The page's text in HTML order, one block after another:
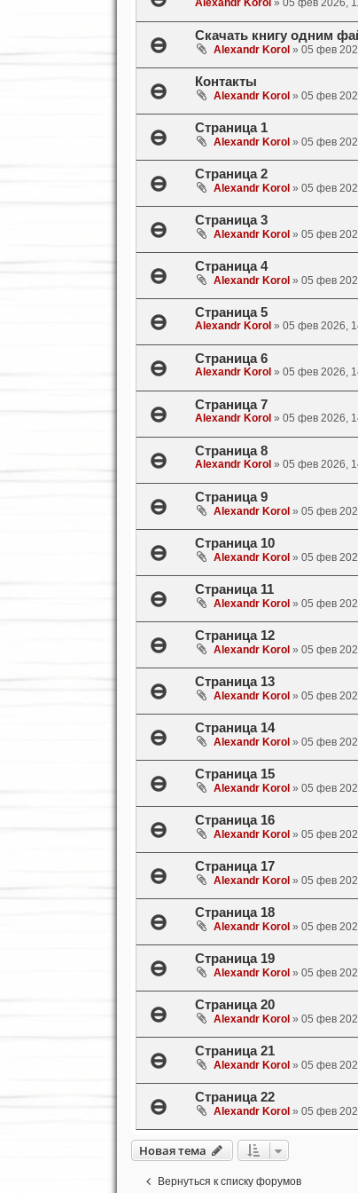
Скачать книгу одним
Alexandr Korol» 05 фев
Контакты
Alexandr Korol» 05 фев
Страница 1
Alexandr Korol» 05 фев
Страница 2
Alexandr Korol» 05 фев
Страница 3
Alexandr Korol» 05 фев
Страница 4
Alexandr Korol» 05 фев
Страница 5
Alexandr Korol» 05 фев 2026,
Страница 6
Alexandr Korol» 05 фев 2026,
Страница 7
Alexandr Korol» 05 фев 2026,
Страница 8
Alexandr Korol» 05 фев 2026,
Страница 9
Alexandr Korol» 05 фев
Страница 10
Alexandr Korol» 05 фев
Страница 11
Alexandr Korol» 05 фев
Страница 12
Alexandr Korol» 05 фев
Страница 13
Alexandr Korol» 05 фев
Страница 14
Alexandr Korol» 05 фев
Страница 15
Alexandr Korol» 05 фев
Страница 16
Alexandr Korol» 05 фев
Страница 17
Alexandr Korol» 05 фев
Страница 18
Alexandr Korol» 05 фев
Страница 19
Alexandr Korol» 05 фев
Страница 20
Alexandr Korol» 05 фев
Страница 21
Alexandr Korol» 05 фев
Страница 22
Alexandr Korol» 05 фев
Новая тема
Вернуться к списку форумов